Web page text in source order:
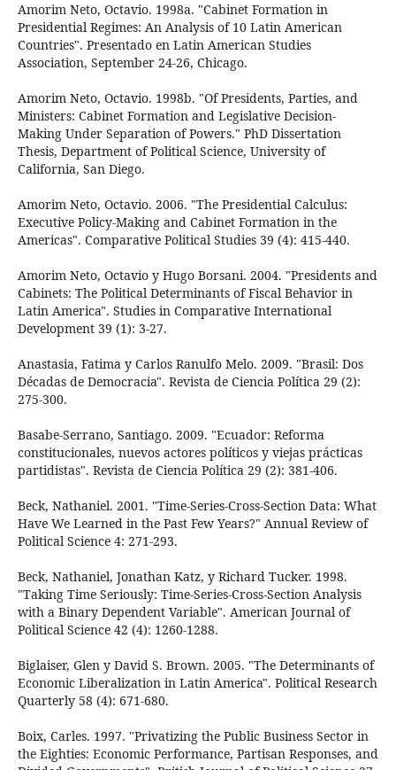
Amorim Neto, Octavio. 1998a. "Cabinet Formation in
Presidential Regimes: An Analysis of 10 Latin American
Countries". Presentado en Latin American Studies
Association, September 24-26, Chicago.
Amorim Neto, Octavio. 1998b. "Of Presidents, Parties, and
Ministers: Cabinet Formation and Legislative Decision-
Making Under Separation of Powers." PhD Dissertation
Thesis, Department of Political Science, University of
California, San Diego.
Amorim Neto, Octavio. 2006. "The Presidential Calculus:
Executive Policy-Making and Cabinet Formation in the
Americas". Comparative Political Studies 39 (4): 415-440.
Amorim Neto, Octavio y Hugo Borsani. 2004. "Presidents and
Cabinets: The Political Determinants of Fiscal Behavior in
Latin America". Studies in Comparative International
Development 39 (1): 3-27.
Anastasia, Fatima y Carlos Ranulfo Melo. 2009. "Brasil: Dos
Décadas de Democracia". Revista de Ciencia Política 29 (2):
275-300.
Basabe-Serrano, Santiago. 2009. "Ecuador: Reforma
constitucionales, nuevos actores políticos y viejas prácticas
partidistas". Revista de Ciencia Política 29 (2): 381-406.
Beck, Nathaniel. 2001. "Time-Series-Cross-Section Data: What
Have We Learned in the Past Few Years?" Annual Review of
Political Science 4: 271-293.
Beck, Nathaniel, Jonathan Katz, y Richard Tucker. 1998.
"Taking Time Seriously: Time-Series-Cross-Section Analysis
with a Binary Dependent Variable". American Journal of
Political Science 42 (4): 1260-1288.
Biglaiser, Glen y David S. Brown. 2005. "The Determinants of
Economic Liberalization in Latin America". Political Research
Quarterly 58 (4): 671-680.
Boix, Carles. 1997. "Privatizing the Public Business Sector in
the Eighties: Economic Performance, Partisan Responses, and